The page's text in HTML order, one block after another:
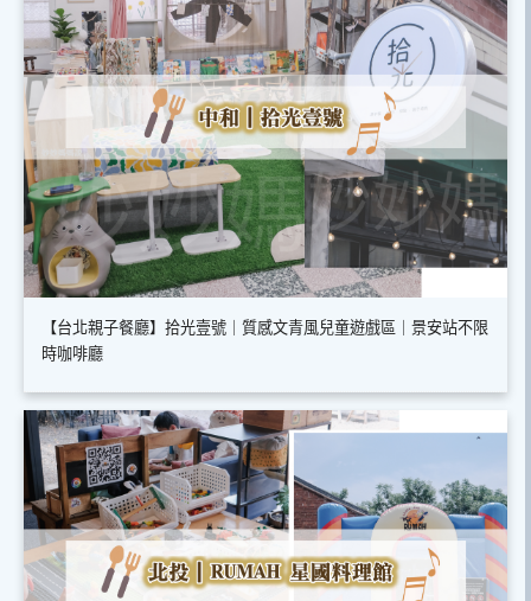
【台北親子餐廳】拾光壹號｜質感文青風兒童遊戲區｜景安站不限
時咖啡廳